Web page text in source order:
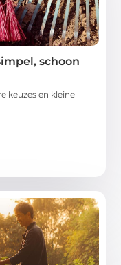
schoon
keuzes en kleine